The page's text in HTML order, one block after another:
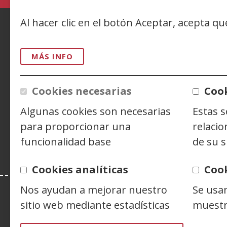
Al hacer clic en el botón Aceptar, acepta
MÁS INFO
Cookies necesarias
Algunas cookies son necesarias
para proporcionar una
funcionalidad base
Estas
de su
Cookies analíticas
Nos ayudan a mejorar nuestro
sitio web mediante estadísticas
Se
CONTACTO
Siguenos en: Facebook
(Abre
Twitter
(Abre
nueva
ventana)
(Abre
en
Esta web se ajusta a lo establecido